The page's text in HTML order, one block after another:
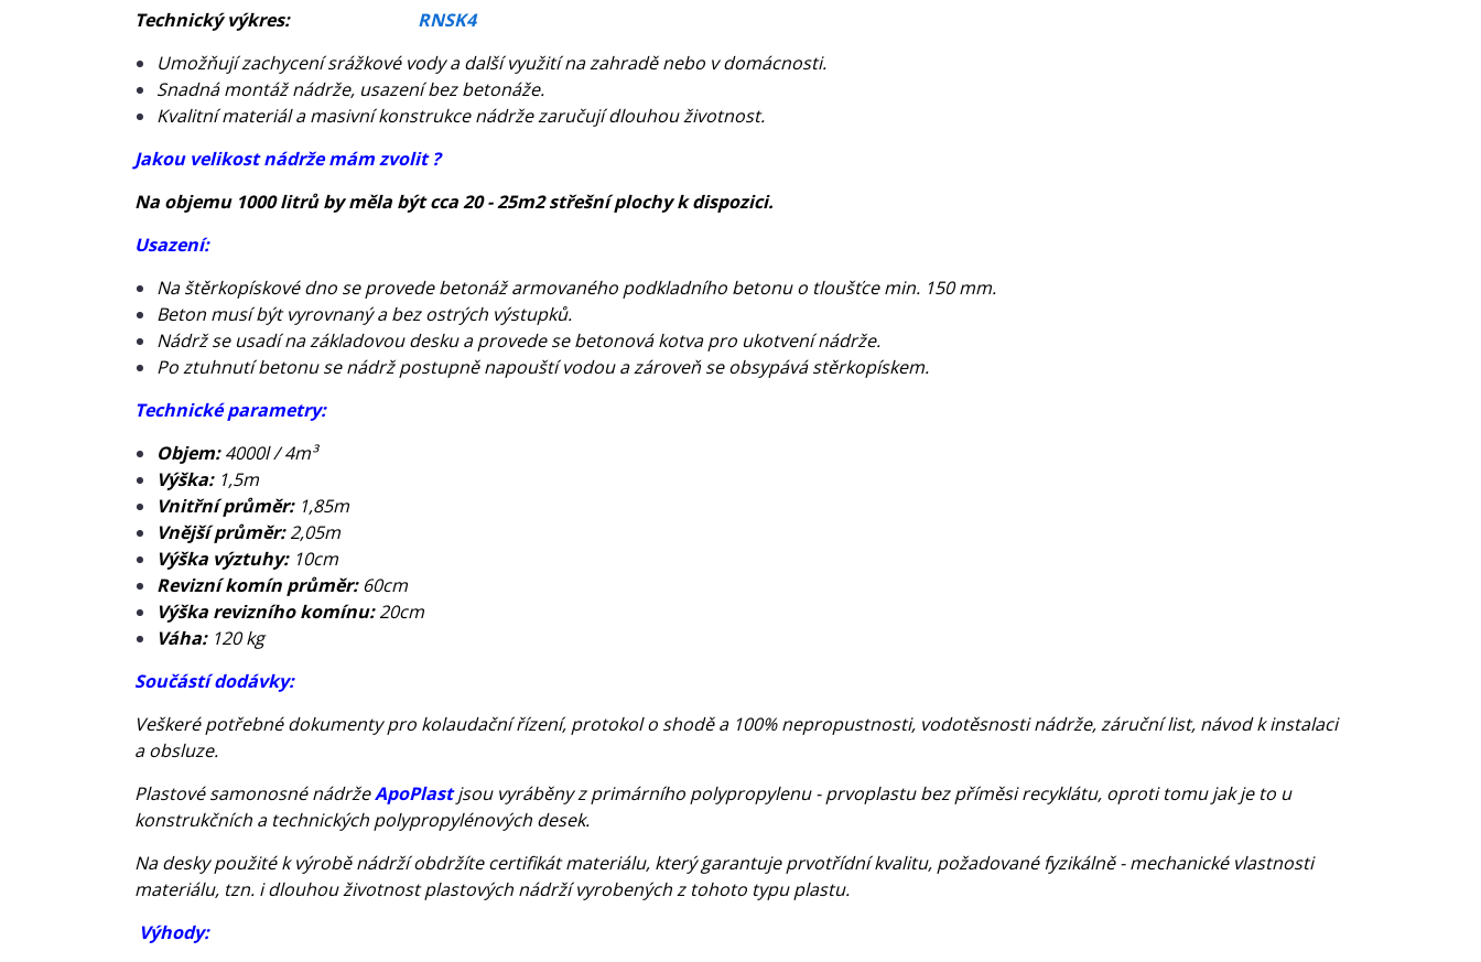
Technický výkres: RNSK4
Umožňují zachycení srážkové vody a další využití na zahradě nebo v domácnosti.
Snadná montáž nádrže, usazení bez betonáže.
Kvalitní materiál a masivní konstrukce nádrže zaručují dlouhou životnost.
Jakou velikost nádrže mám zvolit ?
Na objemu 1000 litrů by měla být cca 20 - 25m2 střešní plochy k dispozici.
Usazení:
Na štěrkopískové dno se provede betonáž armovaného podkladního betonu o tloušťce min. 150 mm.
Beton musí být vyrovnaný a bez ostrých výstupků.
Nádrž se usadí na základovou desku a provede se betonová kotva pro ukotvení nádrže.
Po ztuhnutí betonu se nádrž postupně napouští vodou a zároveň se obsypává stěrkopískem.
Technické parametry:
Objem:4000l / 4m³
Výška: 1,5m
Vnitřní průměr: 1,85m
Vnější průměr:2,05m
Výška výztuhy: 10cm
Revizní komín průměr:60cm
Výška revizního komínu:20cm
Váha:120 kg
Součástí dodávky:
Veškeré potřebné dokumenty pro kolaudační řízení, protokol o shodě a 100% nepropustnosti, vodotěsnosti nádrže, záruční list, návod k instalaci
a obsluze.
Plastové samonosné nádržeApoPlast jsou vyráběny z primárního polypropylenu - prvoplastu bez příměsi recyklátu, oproti tomu jak je to u
konstrukčních a technických polypropylénových desek.
Na desky použité k výrobě nádrží obdržíte certifikát materiálu, který garantuje prvotřídní kvalitu, požadované fyzikálně - mechanické vlastnosti
materiálu, tzn. i dlouhou životnost plastových nádrží vyrobených z tohoto typu plastu.
Výhody: